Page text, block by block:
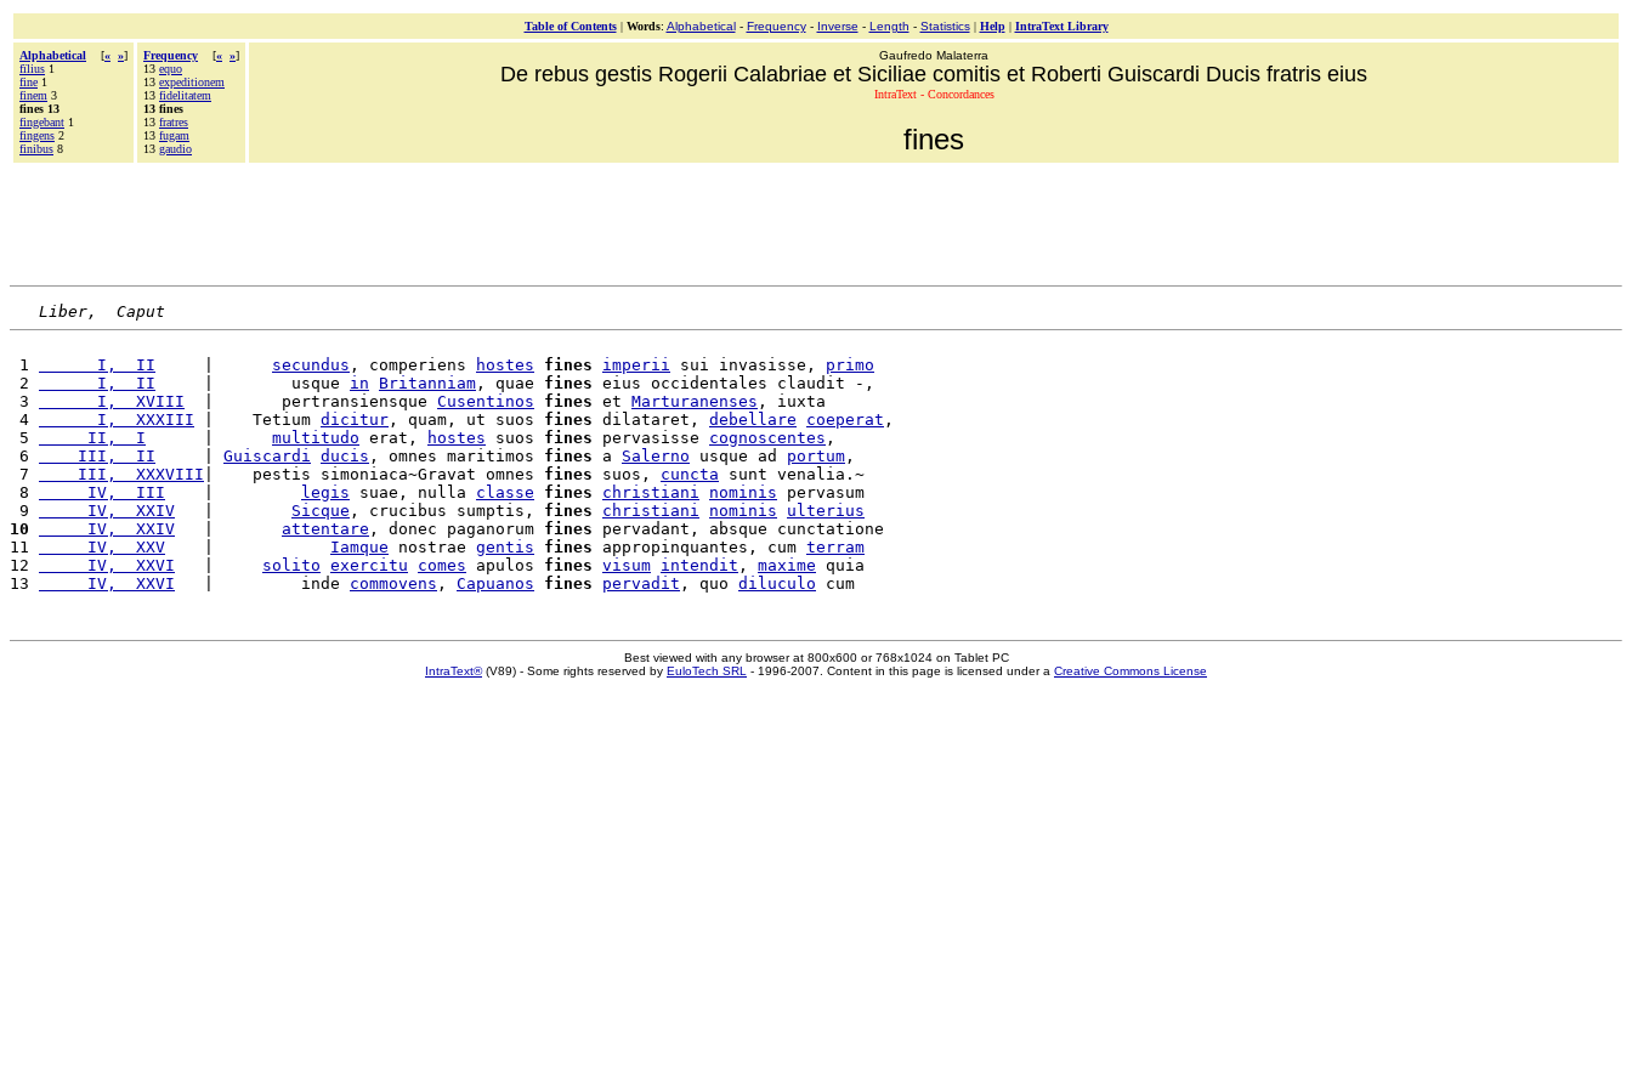
Table of Contents| Words: Alphabetical- Frequency- Inverse - Length - Statistics| Help| IntraText Library
Alphabetical [« »]
fïlius 1
fine 1
finem 3
fines 13
fingebant 1
fingens 2
finibus 8
Frequency [« »]
13 equo
13 expeditionem
13 fidelitatem
13 fines
13 fratres
13 fugam
13 gaudio
Gaufredo Malaterra
De rebus gestis Rogerii Calabriae et Siciliae comitis et Roberti Guiscardi Ducis fratris eius
IntraText - Concordances
fines
Liber,  Caput
1
      I,  II
secundus , comperiens hostes fines imperii sui invasisse, primo
2
      I,  II
     |        usque
in Britanniam , quae fines eius occidentales claudit -,
3
      I,  XVIII
  |       pertransiensque
Cusentinos fines et Marturanenses , iuxta
4
      I,  XXXIII
|    Tetium dicitur , quam, ut suos fines dilataret, debellare coeperat ,
5
     II,  I
multitudo erat, hostes suos fines pervasisse cognoscentes ,
6
    III,  II
Guiscardi ducis , omnes maritimos fines a Salerno usque ad portum ,
7
    III,  XXXVIII
|    pestis simoniaca~Gravat omnes fines suos, cuncta sunt venalia.~
8
     IV,  III
legis suae, nulla classe fines christiani nominis pervasum
9
     IV,  XXIV
Sicque , crucibus sumptis, fines christiani nominis
ulterius
10
     IV,  XXIV
attentare , donec paganorum fines pervadant, absque cunctatione
11
     IV,  XXV
Iamque nostrae gentis fines appropinquantes, cum terram
12
     IV,  XXVI
solito exercitu comes apulos fines visum intendit , maxime quia
13
     IV,  XXVI
   |         inde
commovens , Capuanos fines pervadit , quo diluculo
Best viewed with any browser at 800x600 or 768x1024 on Tablet PC
IntraText®(V89) - Some rights reserved by EuloTech SRL - 1996-2007. Content in this page is licensed under a Creative Commons License